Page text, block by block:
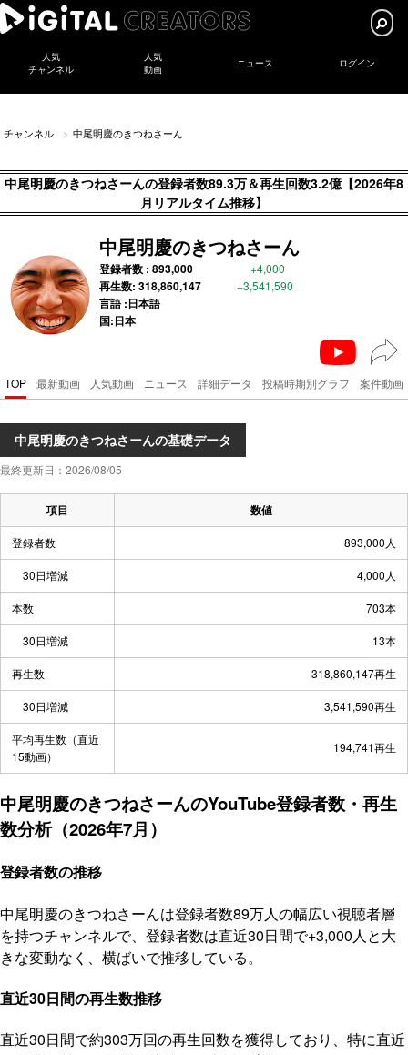
人気
チャンネル
人気
動画
ニュース ログイン
チャンネル 中尾明慶のきつねさーん
中尾明慶のきつねさーんの登録者数89.3万＆再生回数3.2億【2026年8
月リアルタイム推移】
中尾明慶のきつねさーん
登録者数 : 893,000 +4,000
再生数: 318,860,147 +3,541,590
言語 :日本語
国:日本
TOP 最新動画 人気動画 ニュース 詳細データ 投稿時期別グラフ 案件動画
中尾明慶のきつねさーんの基礎データ
最終更新日：2026/08/05
項目 数値
登録者数 893,000人
30日増減 4,000人
本数 703本
30日増減 13本
再生数 318,860,147再生
30日増減 3,541,590再生
平均再生数（直近
15動画）
194,741再生
中尾明慶のきつねさーんのYouTube登録者数・再生
数分析（2026年7月）
登録者数の推移
中尾明慶のきつねさーんは登録者数89万人の幅広い視聴者層
を持つチャンネルで、登録者数は直近30日間で+3,000人と大
きな変動なく、横ばいで推移している。
直近30日間の再生数推移
直近30日間で約303万回の再生回数を獲得しており、特に直近